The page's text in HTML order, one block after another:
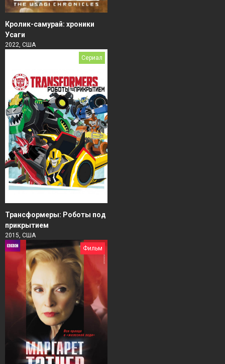
Кролик-самурай: хроники
Усаги
2022, США
Сериал
Трансформеры: Роботы под
прикрытием
2015, США
Фильм